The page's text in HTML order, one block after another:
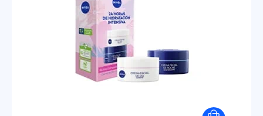
Extra Care
Fresh Active